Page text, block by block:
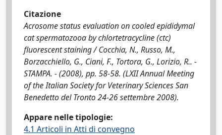
Citazione
Acrosome status evaluation on cooled epididymal
cat spermatozooa by chlortetracycline (ctc)
fluorescent staining / Cocchia, N., Russo, M.,
Borzacchiello, G., Ciani, F., Tortora, G., Lorizio, R.. -
STAMPA. - (2008), pp. 58-58. (LXII Annual Meeting
of the Italian Society for Veterinary Sciences San
Benedetto del Tronto 24-26 settembre 2008).
Appare nelle tipologie:
4.1 Articoli in Atti di convegno